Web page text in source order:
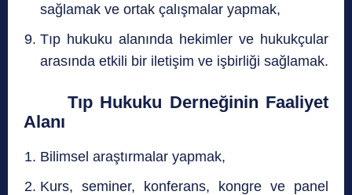
sağlamak ve ortak çalışmalar yapmak,
Tıp hukuku alanında hekimler ve hukukçular
arasında etkili bir iletişim ve işbirliği sağlamak.
Tıp Hukuku Derneğinin Faaliyet
Alanı
Bilimsel araştırmalar yapmak,
Kurs, seminer, konferans, kongre ve panel